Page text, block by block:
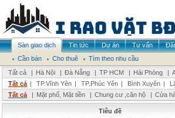
Sàn giao dịch Tin tức Dự án Tư vấn
Cần bán
Cho thuê
Tìm theo nhu cầu
Tất cả
| Hà Nội | Đà Nẵng | TP HCM | Hải Phòng |
Tất cả | TP.Vĩnh Yên | TP.Phúc Yên | Bình Xuyên |
Tất cả
| Mặt phố, Mặt tiền | Chung cư ,căn hộ | Cửa
Tiêu đề